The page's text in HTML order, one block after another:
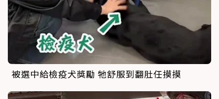
被選中給檢疫犬獎勵 牠舒服到翻肚任摸摸